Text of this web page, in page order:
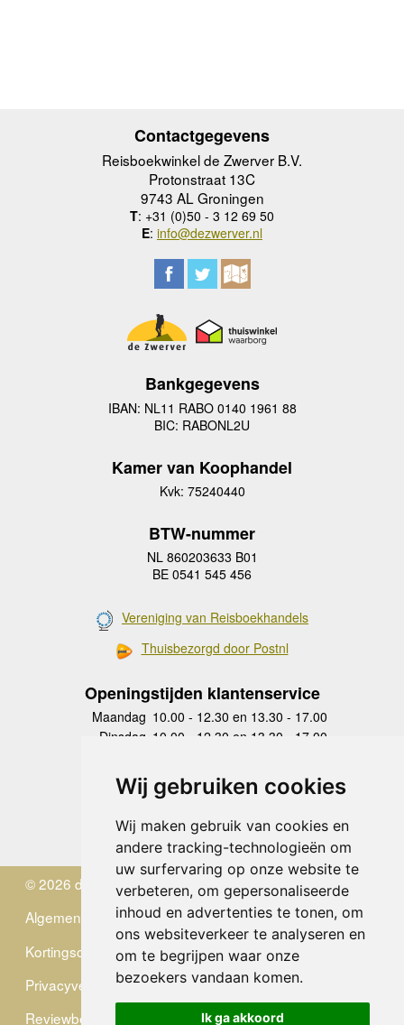
Wij gebruiken cookies
Wij maken gebruik van cookies en
andere tracking-technologieën om
uw surfervaring op onze website te
verbeteren, om gepersonaliseerde
inhoud en advertenties te tonen, om
ons websiteverkeer te analyseren en
om te begrijpen waar onze
bezoekers vandaan komen.
Ik ga akkoord
Contactgegevens
Reisboekwinkel de Zwerver B.V.
Protonstraat 13C
9743 AL Groningen
T: +31 (0)50 - 3 12 69 50
E: info@dezwerver.nl
Bankgegevens
IBAN: NL11 RABO 0140 1961 88
BIC: RABONL2U
Kamer van Koophandel
Kvk: 75240440
BTW-nummer
NL 860203633 B01
BE 0541 545 456
Vereniging van Reisboekhandels
Thuisbezorgd door Postnl
Openingstijden klantenservice
Maandag 10.00 - 12.30 en 13.30 - 17.00
Dinsdag 10.00 - 12.30 en 13.30 - 17.00
Donderdag
10.00 - 12.30 en 13.30 - 17.00
Vrijdag 10.00 - 12.30 en 13.30 - 17.00
Zaterdag
gesloten
Zondag gesloten
© 2026 de Zwerver
Algemene Voorwaarden
Kortingscode
Privacyverklaring
Reviewbeleid